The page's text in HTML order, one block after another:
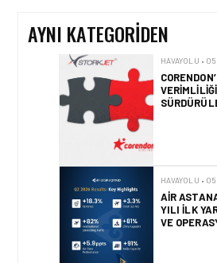
AYNI KATEGORIDEN
YILI İLK
VE
AJET’IN
ARTIŞI